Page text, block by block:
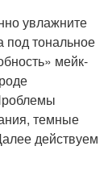
увлажните
под тональное
мейк-
темные
действуем